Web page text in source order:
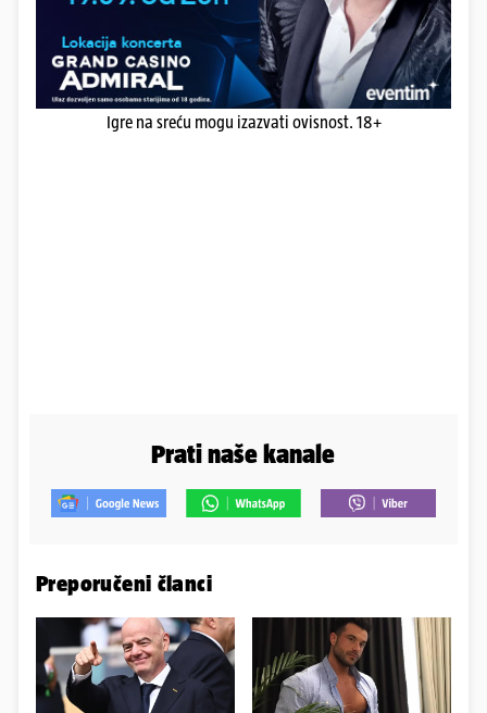
Igre na sreću mogu izazvati ovisnost. 18+
Prati naše kanale
Preporučeni članci